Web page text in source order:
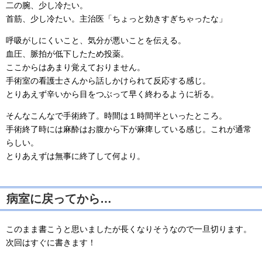
二の腕、少し冷たい。
首筋、少し冷たい。主治医「ちょっと効きすぎちゃったな」
呼吸がしにくいこと、気分が悪いことを伝える。
血圧、脈拍が低下したため投薬。
ここからはあまり覚えておりません。
手術室の看護士さんから話しかけられて反応する感じ。
とりあえず辛いから目をつぶって早く終わるように祈る。
そんなこんなで手術終了。時間は１時間半といったところ。
手術終了時には麻酔はお腹から下が麻痺している感じ。これが通常
らしい。
とりあえずは無事に終了して何より。
病室に戻ってから…
このまま書こうと思いましたが長くなりそうなので一旦切ります。
次回はすぐに書きます！